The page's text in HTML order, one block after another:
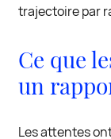
trajectoire par
Ce que
un
Les attentes